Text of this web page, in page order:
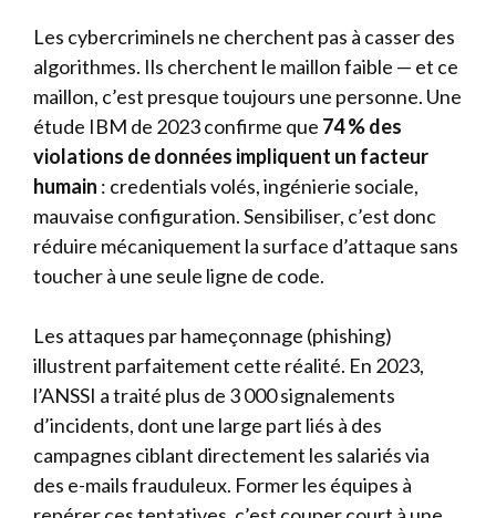
Les cybercriminels ne cherchent pas à casser des
algorithmes. Ils cherchent le maillon faible — et ce
maillon, c’est presque toujours une personne. Une
étude IBM de 2023 confirme que 74 % des
violations de données impliquent un facteur
humain : credentials volés, ingénierie sociale,
mauvaise configuration. Sensibiliser, c’est donc
réduire mécaniquement la surface d’attaque sans
toucher à une seule ligne de code.
Les attaques par hameçonnage (phishing)
illustrent parfaitement cette réalité. En 2023,
l’ANSSI a traité plus de 3 000 signalements
d’incidents, dont une large part liés à des
campagnes ciblant directement les salariés via
des e-mails frauduleux. Former les équipes à